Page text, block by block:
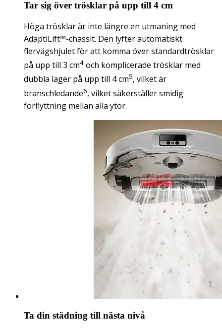
Tar sig över trösklar på upp till 4 cm
Höga trösklar är inte längre en utmaning med
AdaptiLift™-chassit. Den lyfter automatiskt
flervägshjulet för att komma över standardtrösklar
på upp till 3 cm4 och komplicerade trösklar med
dubbla lager på upp till 4 cm5, vilket är
branschledande6, vilket säkerställer smidig
förflyttning mellan alla ytor.
Ta din städning till nästa nivå